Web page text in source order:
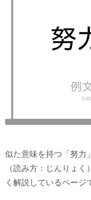
似た意味を持つ「努力
（読み方：じんりょ
く解説しているページ